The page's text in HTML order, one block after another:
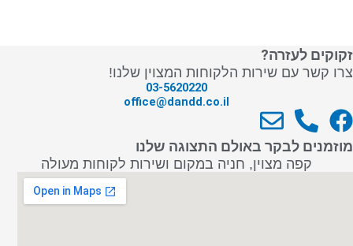
זקוקים לעזרה?
צרו קשר עם שירות הלקוחות המצוין שלנו!
03-5620220
office@dandd.co.il
F
a
P
h
o
E
n
v
מוזמנים לבקר באולם התצוגה שלנו
קפה מצוין, חניה במקום ושירות לקוחות מעולה